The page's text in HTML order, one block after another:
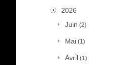
2026
Juin (2)
Mai (1)
Avril (1)